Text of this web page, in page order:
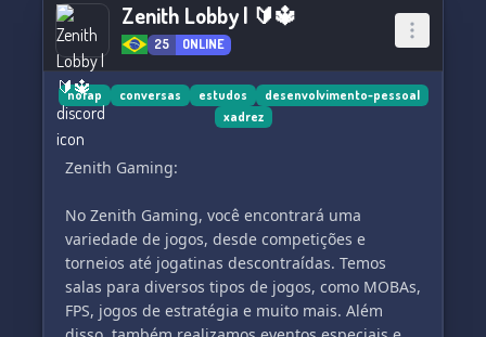
What are you waiting for?! Come and enjoy our
merchandise! 🎊
Join us now: [discord.gg/8hqQppEjMQ]
(https://discord.gg/8hqQppEjMQ) 🚀
Zenith Lobby | 🔰🔱
25 ONLINE
nofap conversas estudos
desenvolvimento-pessoal
xadrez
Zenith Gaming:
No Zenith Gaming, você encontrará uma
variedade de jogos, desde competições e
torneios até jogatinas descontraídas. Temos
salas para diversos tipos de jogos, como MOBAs,
FPS, jogos de estratégia e muito mais. Além